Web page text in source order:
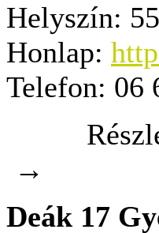
Helyszín:
Honlap:
Telefon: 06
→
Deák 17